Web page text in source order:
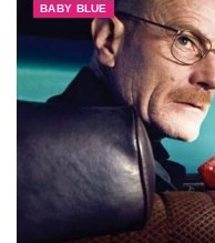
BABY BLUE